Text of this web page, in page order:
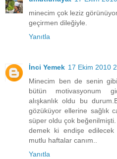
minecim çok leziz
geçirmen dileğiyle.
Yanıtla
İnci Yemek 17 Ekim 2010
Minecim ben de senin
bütün motivasyonum
alışkanlık oldu bu
gözüküyor ellerine sağlık
süper oldu çok beğenilmişti.
demek ki endişe
mutlu haftalar canım..
Yanıtla